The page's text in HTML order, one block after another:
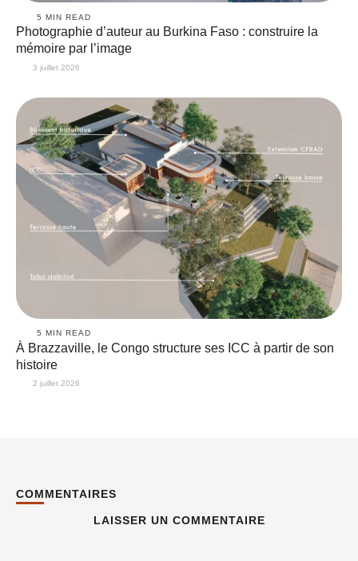
5 MIN READ
Photographie d’auteur au Burkina Faso : construire la
mémoire par l’image
3 juillet 2026
5 MIN READ
À Brazzaville, le Congo structure ses ICC à partir de son
histoire
2 juillet 2026
COMMENTAIRES
LAISSER UN COMMENTAIRE